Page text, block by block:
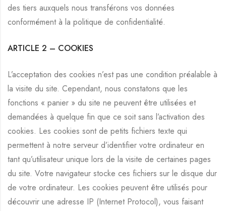
des tiers auxquels nous transférons vos données
conformément à la politique de confidentialité.
ARTICLE 2 – COOKIES
L’acceptation des cookies n’est pas une condition préalable à
la visite du site. Cependant, nous constatons que les
fonctions « panier » du site ne peuvent être utilisées et
demandées à quelque fin que ce soit sans l’activation des
cookies. Les cookies sont de petits fichiers texte qui
permettent à notre serveur d’identifier votre ordinateur en
tant qu’utilisateur unique lors de la visite de certaines pages
du site. Votre navigateur stocke ces fichiers sur le disque dur
de votre ordinateur. Les cookies peuvent être utilisés pour
découvrir une adresse IP (Internet Protocol), vous faisant